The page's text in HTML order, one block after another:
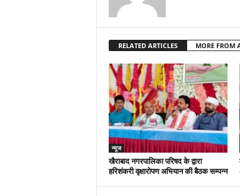
RELATED ARTICLES MORE FROM
न्यूज
खैराबाद नगरपालिका परिषद के द्वारा
हरिशंकरी वृक्षारोपण अभियान की बैठक सम्पन्न